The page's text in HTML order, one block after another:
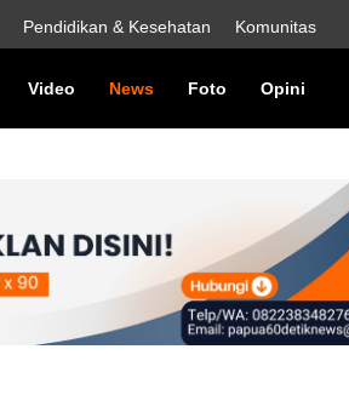
Pendidikan & Kesehatan Komunitas
(current)
Video (current)
News (current)
Foto (current)
Opini